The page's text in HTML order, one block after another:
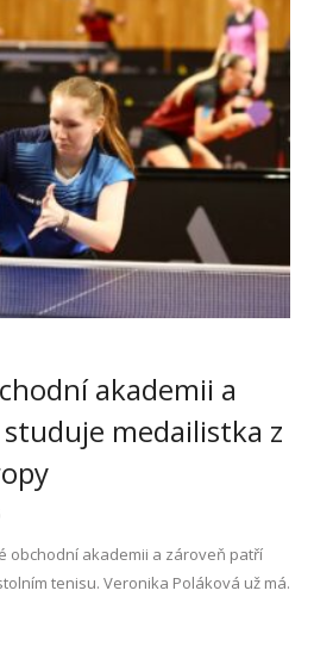
akademii a
medailistka z
obchodní akademii a zároveň patří
tenisu. Veronika Poláková už má.